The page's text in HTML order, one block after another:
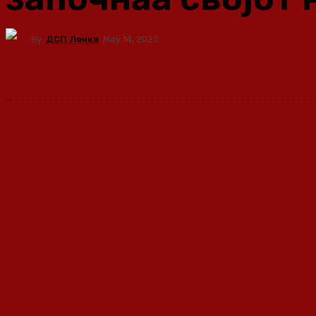
By ДСП Ленка May 14, 2023